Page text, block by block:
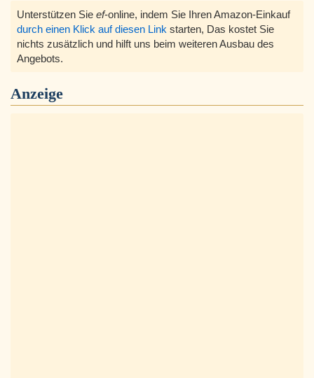
Unterstützen Sie ef-online, indem Sie Ihren Amazon-Einkauf
durch einen Klick auf diesen Link starten, Das kostet Sie
nichts zusätzlich und hilft uns beim weiteren Ausbau des
Angebots.
Anzeige